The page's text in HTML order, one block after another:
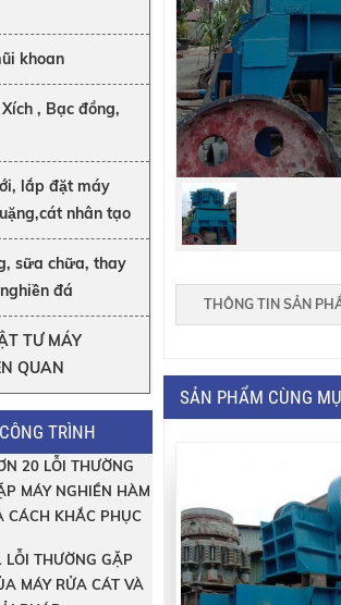
khoan
, Bạc đồng,
lắp đặt máy
nhân tạo
sữa chữa, thay
đá
TƯ MÁY
QUAN
TRÌNH
20 LỖI THƯỜNG
MÁY NGHIỀN HÀM
CÁCH KHẮC PHỤC
LỖI THƯỜNG GẶP
MÁY RỬA CÁT VÀ
THÔNG TIN SẢN
SẢN PHẨM CÙNG